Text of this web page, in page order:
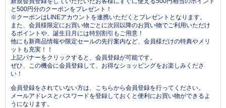
と500円分のクーポンをプレゼント！
※クーポンはLINEアカウントを連携いただくとプレゼントとなります。
また、会員様限定にお買い物ごとに次回以降のお買い物でご利用いただけ
るポイントや、誕生日月には特別割引もご用意！
他にも新商品情報や限定セールの先行案内など、会員様だけの特典やメリ
ットも充実！！
上記バナーをクリックすると、会員登録が可能です。
ぜひ、この機会に会員登録して、お得なショッピングをお楽しみくださ
い！
会員登録をされていない方は、こちらから会員登録を行ってください。
メールアドレスとパスワードを登録しておくと便利にお買い物ができるよ
うになります。